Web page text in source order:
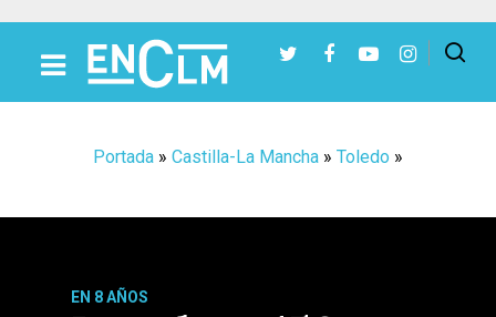
Portada » Castilla-La Mancha » Toledo »
EN 8 AÑOS